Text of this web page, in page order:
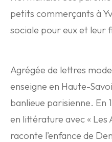
petits commerçants à
sociale pour eux et leur
Agrégée de lettres
enseigne en Haute-
banlieue parisienne. En
en littérature avec « Les
raconte l’enfance de